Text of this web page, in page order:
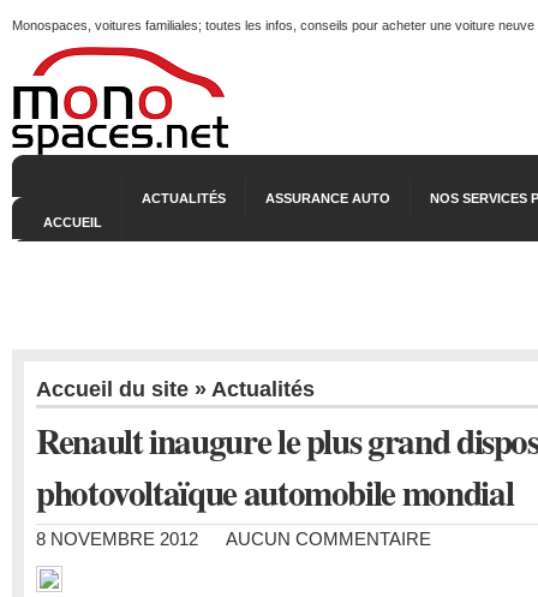
Monospaces, voitures familiales; toutes les infos, conseils pour acheter une voiture
ACCUEIL
ACTUALITÉS ASSURANCE AUTO NOS SERVICES
Accueil du site » Actualités
Renault inaugure le plus grand
photovoltaïque automobile mondial
8 NOVEMBRE 2012 AUCUN COMMENTAIRE